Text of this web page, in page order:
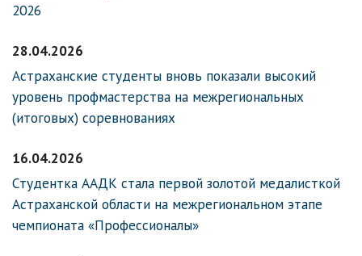
2026
28.04.2026
Астраханские студенты вновь показали высокий
уровень профмастерства на межрегиональных
(итоговых) соревнованиях
16.04.2026
Студентка ААДК стала первой золотой медалисткой
Астраханской области на межрегиональном этапе
чемпионата «Профессионалы»